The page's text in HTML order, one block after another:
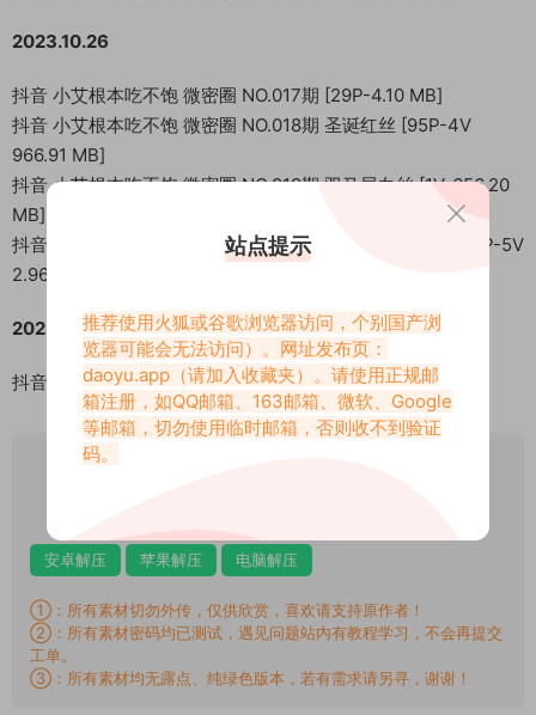
2023.10.26
抖音 小艾根本吃不饱 微密圈 NO.017期 [29P-4.10 MB]
抖音 小艾根本吃不饱 微密圈 NO.018期 圣诞红丝 [95P-4V
966.91 MB]
抖音 小艾根本吃不饱 微密圈 NO.019期 双马尾白丝 [1V-656.20
MB]
抖音 小艾根本吃不饱 微密圈 NO.020期 2888嘉宾专享 [107P-5V
2.96 GB]
2025.06.08
抖音 小艾根本吃不饱 微密圈 NO.021期 [112P2V 239MB]
安卓解压 苹果解压 电脑解压
①：所有素材切勿外传，仅供欣赏，喜欢请支持原作者！
②：所有素材密码均已测试，遇见问题站内有教程学习，不会再提交
工单。
③：所有素材均无露点、纯绿色版本，若有需求请另寻，谢谢！
站点提示
推荐使用火狐或谷歌浏览器访问，个别国产浏
览器可能会无法访问）。网址发布页：
daoyu.app （请加入收藏夹）。请使用正规邮
箱注册，如QQ邮箱、163邮箱、微软、Google
等邮箱，切勿使用临时邮箱，否则收不到验证
码。